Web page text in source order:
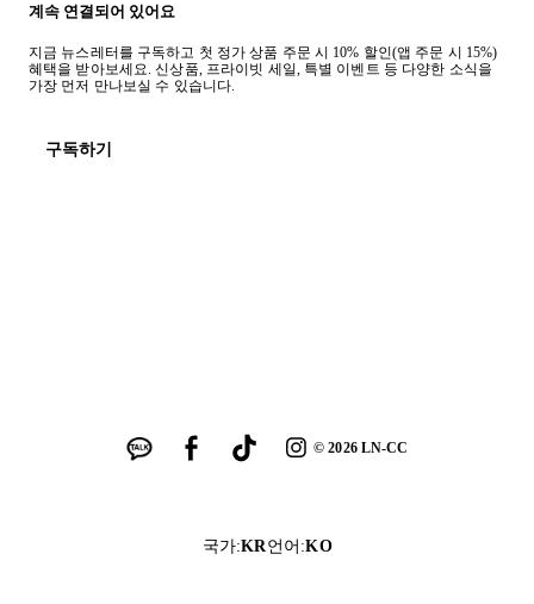
계속 연결되어 있어요
지금 뉴스레터를 구독하고 첫 정가 상품 주문 시 10% 할인(앱 주문 시 15%)
혜택을 받아보세요. 신상품, 프라이빗 세일, 특별 이벤트 등 다양한 소식을
가장 먼저 만나보실 수 있습니다.
구독하기
©2026LN-CC
국가:KR 언어 :KO